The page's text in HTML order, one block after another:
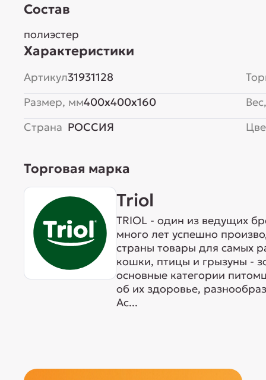
Состав
полиэстер
Характеристики
Артикул31931128
Размер, мм400x400x160
Страна РОССИЯ
Торговая марка
Triol
TRIOL - один из ведущих
много лет успешно
страны товары для самых
кошки, птицы и грызуны -
основные категории
об их здоровье,
Ас...